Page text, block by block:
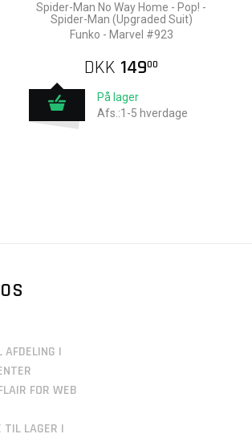
Spider-Man No Way Home - Pop! -
Spider-Man (Upgraded Suit)
Funko - Marvel #923
DKK 14900
På lager
Afs.:1-5 hverdage
I
FOR WEB
TIL LAGER I